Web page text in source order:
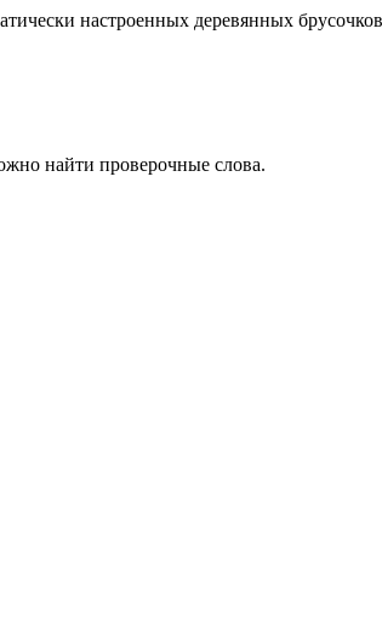
настроенных деревянных
найти проверочные слова.